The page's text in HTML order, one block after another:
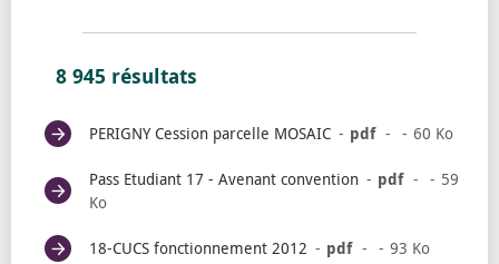
8 945 résultats
PERIGNY Cession parcelle MOSAIC pdf 60 Ko
Pass Etudiant 17 - Avenant convention pdf
59
Ko
18-CUCS fonctionnement 2012 pdf 93 Ko